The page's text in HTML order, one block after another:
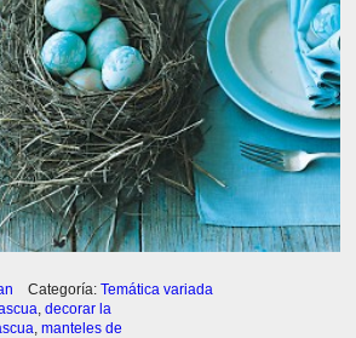
Categoría: Temática variada
decorar la
manteles de